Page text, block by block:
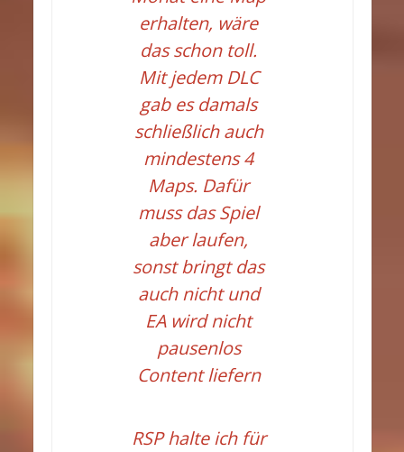
erhalten, wäre
das schon toll.
Mit jedem DLC
gab es damals
schließlich auch
mindestens 4
Maps. Dafür
muss das Spiel
aber laufen,
sonst bringt das
auch nicht und
EA wird nicht
pausenlos
Content liefern
RSP halte ich für